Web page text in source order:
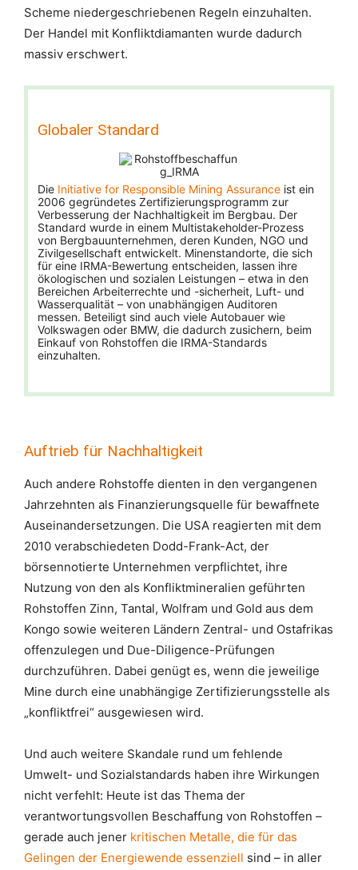
Scheme niedergeschriebenen Regeln einzuhalten.
Der Handel mit Konfliktdiamanten wurde dadurch
massiv erschwert.
Globaler Standard
Die Initiative for Responsible Mining Assurance ist ein
2006 gegründetes Zertifizierungsprogramm zur
Verbesserung der Nachhaltigkeit im Bergbau. Der
Standard wurde in einem Multistakeholder-Prozess
von Bergbauunternehmen, deren Kunden, NGO und
Zivilgesellschaft entwickelt. Minenstandorte, die sich
für eine IRMA-Bewertung entscheiden, lassen ihre
ökologischen und sozialen Leistungen – etwa in den
Bereichen Arbeiterrechte und -sicherheit, Luft- und
Wasserqualität – von unabhängigen Auditoren
messen. Beteiligt sind auch viele Autobauer wie
Volkswagen oder BMW, die dadurch zusichern, beim
Einkauf von Rohstoffen die IRMA-Standards
einzuhalten.
Auftrieb für Nachhaltigkeit
Auch andere Rohstoffe dienten in den vergangenen
Jahrzehnten als Finanzierungsquelle für bewaffnete
Auseinandersetzungen. Die USA reagierten mit dem
2010 verabschiedeten Dodd-Frank-Act, der
börsennotierte Unternehmen verpflichtet, ihre
Nutzung von den als Konfliktmineralien geführten
Rohstoffen Zinn, Tantal, Wolfram und Gold aus dem
Kongo sowie weiteren Ländern Zentral- und Ostafrikas
offenzulegen und Due-Diligence-Prüfungen
durchzuführen. Dabei genügt es, wenn die jeweilige
Mine durch eine unabhängige Zertifizierungsstelle als
„konfliktfrei“ ausgewiesen wird.
Und auch weitere Skandale rund um fehlende
Umwelt- und Sozialstandards haben ihre Wirkungen
nicht verfehlt: Heute ist das Thema der
verantwortungsvollen Beschaffung von Rohstoffen –
gerade auch jener kritischen Metalle, die für das
Gelingen der Energiewende essenziell sind – in aller